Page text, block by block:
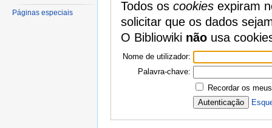
Todos os cookiesexpiram
solicitar que os dados
O Bibliowiki nãousa
Nome de utilizador:
Palavra-chave:
Recordar os
Páginas especiais